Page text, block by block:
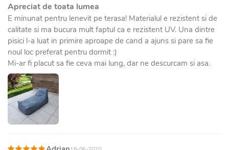
Apreciat de toata lumea
E minunat pentru lenevit pe terasa! Materialul e rezistent si de
calitate si ma bucura mult faptul ca e rezistent UV. Una dintre
pisici l-a luat in primire aproape de cand a ajuns si pare sa fie
noul loc preferat pentru dormit :)
Mi-ar fi placut sa fie ceva mai lung, dar ne descurcam si asa.